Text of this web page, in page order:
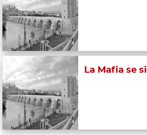
La Mafia se